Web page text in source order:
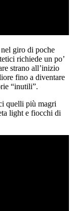
giro di poche
richiede un po’
strano all’inizio
fino a diventare
“inutili”.
quelli più magri
light e fiocchi di